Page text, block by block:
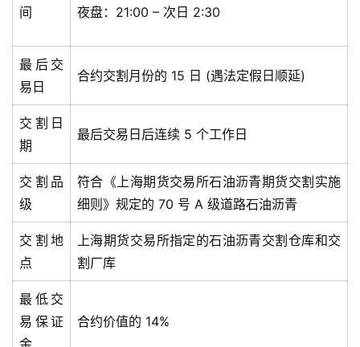
间
夜盘：21:00 – 次日 2:30
最后交
易日
合约交割月份的 15 日 (遇法定假日顺延)
交割日
期
最后交易日后连续 5 个工作日
交割品
级
符合《上海期货交易所石油沥青期货交割实施
细则》规定的 70 号 A 级道路石油沥青
交割地
点
上海期货交易所指定的石油沥青交割仓库和交
割厂库
最低交
易保证
合约价值的 14%